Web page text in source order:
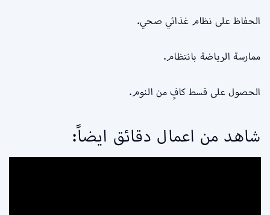
الحفاظ على نظام غذائي صحي.
ممارسة الرياضة بانتظام.
الحصول على قسط كافٍ من النوم.
شاهد من اعمال دقائق ايضاً: